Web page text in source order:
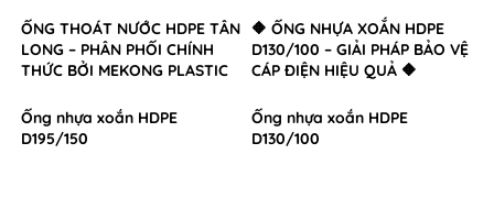
ỐNG THOÁT NƯỚC HDPE TÂN
LONG – PHÂN PHỐI CHÍNH
THỨC BỞI MEKONG PLASTIC
🔶 ỐNG NHỰA XOẮN HDPE
D130/100 – GIẢI PHÁP BẢO VỆ
CÁP ĐIỆN HIỆU QUẢ 🔶
Ống nhựa xoắn HDPE
D195/150
Ống nhựa xoắn HDPE
D130/100